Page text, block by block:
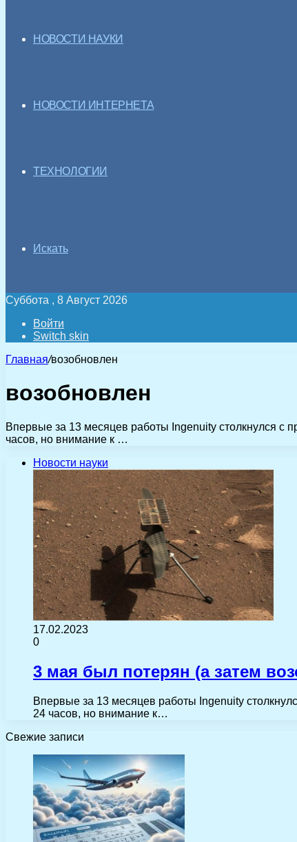
НОВОСТИ НАУКИ
НОВОСТИ ИНТЕРНЕТА
ТЕХНОЛОГИИ
Искать
Суббота , 8 Август 2026
Войти
Switch skin
Главная/возобновлен
возобновлен
Впервые за 13 месяцев работы Ingenuity столкнулся с
часов, но внимание к …
Новости науки
17.02.2023
0
3 мая был потерян (а затем
Впервые за 13 месяцев работы Ingenuity
24 часов, но внимание к…
Свежие записи